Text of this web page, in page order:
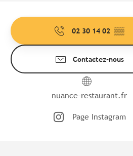
Ouverture et
02 30 14 02 ▒▒
Contactez-nous
nuance-restaurant.fr
Page Instagram